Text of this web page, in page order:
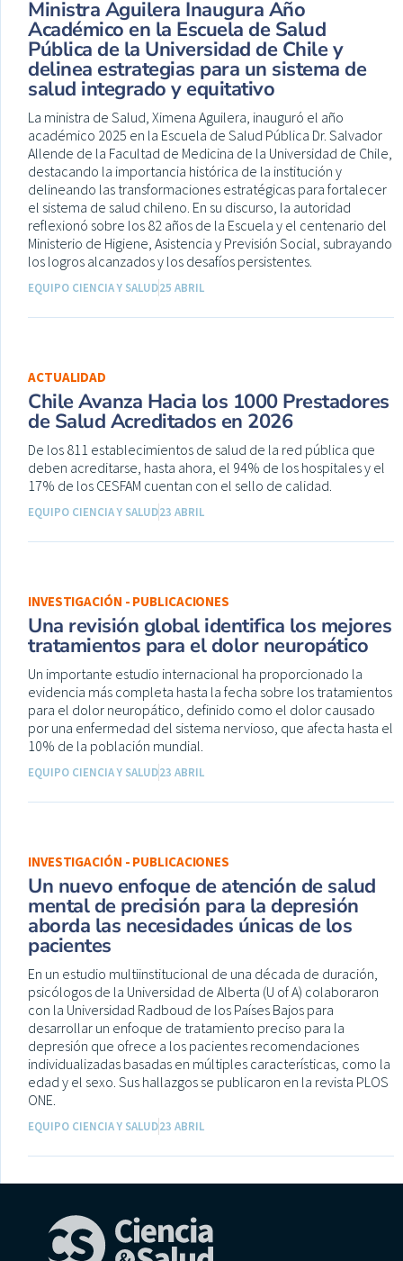
Ministra Aguilera Inaugura Año
Académico en la Escuela de Salud
Pública de la Universidad de Chile y
delinea estrategias para un sistema de
salud integrado y equitativo
La ministra de Salud, Ximena Aguilera, inauguró el año
académico 2025 en la Escuela de Salud Pública Dr. Salvador
Allende de la Facultad de Medicina de la Universidad de Chile,
destacando la importancia histórica de la institución y
delineando las transformaciones estratégicas para fortalecer
el sistema de salud chileno. En su discurso, la autoridad
reflexionó sobre los 82 años de la Escuela y el centenario del
Ministerio de Higiene, Asistencia y Previsión Social, subrayando
los logros alcanzados y los desafíos persistentes.
EQUIPO CIENCIA Y SALUD25 ABRIL
ACTUALIDAD
Chile Avanza Hacia los 1000 Prestadores
de Salud Acreditados en 2026
De los 811 establecimientos de salud de la red pública que
deben acreditarse, hasta ahora, el 94% de los hospitales y el
17% de los CESFAM cuentan con el sello de calidad.
EQUIPO CIENCIA Y SALUD23 ABRIL
INVESTIGACIÓN - PUBLICACIONES
Una revisión global identifica los mejores
tratamientos para el dolor neuropático
Un importante estudio internacional ha proporcionado la
evidencia más completa hasta la fecha sobre los tratamientos
para el dolor neuropático, definido como el dolor causado
por una enfermedad del sistema nervioso, que afecta hasta el
10% de la población mundial.
EQUIPO CIENCIA Y SALUD23 ABRIL
INVESTIGACIÓN - PUBLICACIONES
Un nuevo enfoque de atención de salud
mental de precisión para la depresión
aborda las necesidades únicas de los
pacientes
En un estudio multiinstitucional de una década de duración,
psicólogos de la Universidad de Alberta (U of A) colaboraron
con la Universidad Radboud de los Países Bajos para
desarrollar un enfoque de tratamiento preciso para la
depresión que ofrece a los pacientes recomendaciones
individualizadas basadas en múltiples características, como la
edad y el sexo. Sus hallazgos se publicaron en la revista PLOS
ONE.
EQUIPO CIENCIA Y SALUD23 ABRIL